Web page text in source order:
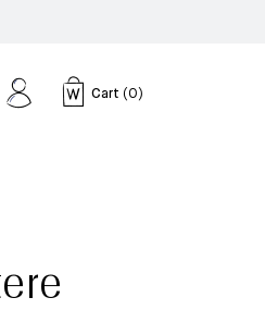
Cart (0)